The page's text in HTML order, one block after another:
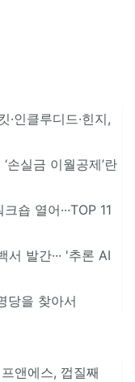
인클루디드·힌지,
실금 이월공제’란
숍 열어···TOP 11
발간··· '추론 AI
당을 찾아서
앤에스, 껍질째